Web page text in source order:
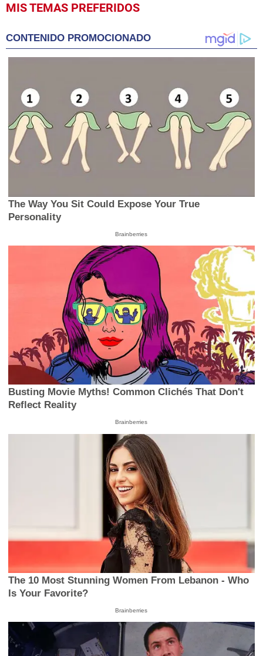
MIS TEMAS PREFERIDOS
CONTENIDO PROMOCIONADO
The Way You Sit Could Expose Your True
Personality
Brainberries
Busting Movie Myths! Common Clichés That Don't
Reflect Reality
Brainberries
The 10 Most Stunning Women From Lebanon - Who
Is Your Favorite?
Brainberries